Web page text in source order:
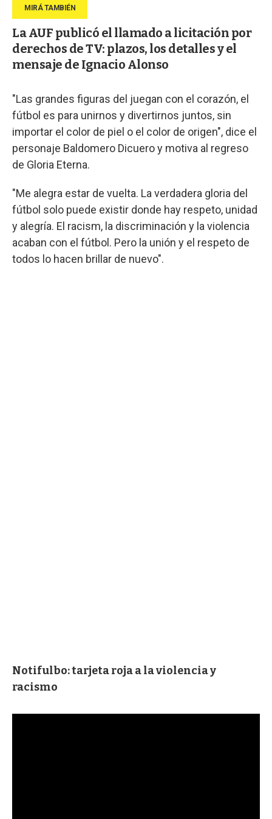
La AUF publicó el llamado a licitación por
derechos de TV: plazos, los detalles y el
mensaje de Ignacio Alonso
"Las grandes figuras del juegan con el corazón, el
fútbol es para unirnos y divertirnos juntos, sin
importar el color de piel o el color de origen", dice el
personaje Baldomero Dicuero y motiva al regreso
de Gloria Eterna.
"Me alegra estar de vuelta. La verdadera gloria del
fútbol solo puede existir donde hay respeto, unidad
y alegría. El racism, la discriminación y la violencia
acaban con el fútbol. Pero la unión y el respeto de
todos lo hacen brillar de nuevo".
Notifulbo: tarjeta roja a la violencia y
racismo